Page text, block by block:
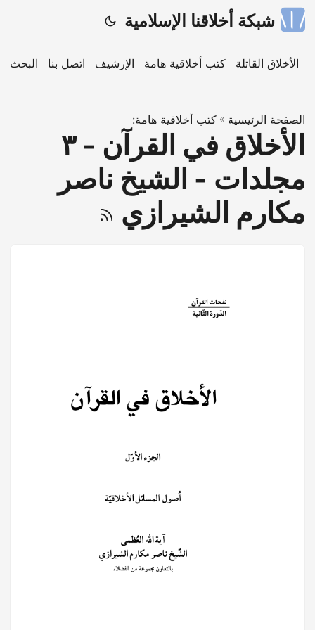
شبكة أخلاقنا الإسلامية
الأخلاق القاتلة كتب أخلاقية هامة الإرشيف اتصل بنا البحث
الصفحة الرئيسية » كتب أخلاقية هامة:
الأخلاق في القرآن - ٣
مجلدات - الشيخ ناصر
مكارم الشيرازي